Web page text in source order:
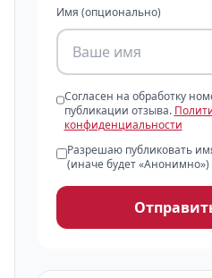
Имя (опционально)
Согласен на обработку
публикации отзыва.
конфиденциальности
Разрешаю публиковать
(иначе будет «Анонимно»)